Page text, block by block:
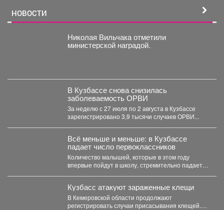
НОВОСТИ
Николая Вильчака отметили
министерской наградой.
В Кузбассе снова снизилась
заболеваемость ОРВИ
За неделю с 27 июля по 2 августа в Кузбассе
зарегистрировано 3,9 тысячи случаев ОРВИ...
Всё меньше и меньше: в Кузбассе
падает число первоклассников
Количество малышей, которые в этом году
впервые пойдут в школу, стремительно падает в
Кузбасс атакуют зараженные клещи
В Кемеровской области продолжают
регистрировать случаи присасывания клещей.